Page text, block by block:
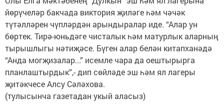
йөрүчеләр бакчада виктория җиләге һәм чәчәк
түтәлләрен чүпләрдән арындыралар иде. “Алар ун
бөртек. Тирә-юньдәге чисталык һәм матурлык аларның
тырышлыгы нәтиҗәсе. Бүген алар белән китапханәдә
“Анда могҗизалар...” исемле чара да оештырырга
планлаштырдык”,- дип сөйләде эш һәм ял лагеры
җитәкчесе Алсу Сәләхова.
(тулысынча газетадан укый аласыз)